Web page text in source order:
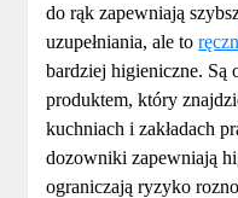
do rąk zapewniają
uzupełniania, ale to
bardziej higieniczne.
produktem, który
kuchniach i zakładach
dozowniki zapewniają
ograniczają ryzyko